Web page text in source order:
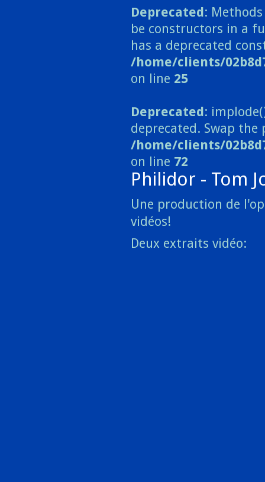
Deprecated:
be constructors in a
has a deprecated
/home/clients/
on line 25
Deprecated:
deprecated. Swap the
/home/clients/
on line 72
Philidor - Tom
Une production de
vidéos!
Deux extraits vidéo: